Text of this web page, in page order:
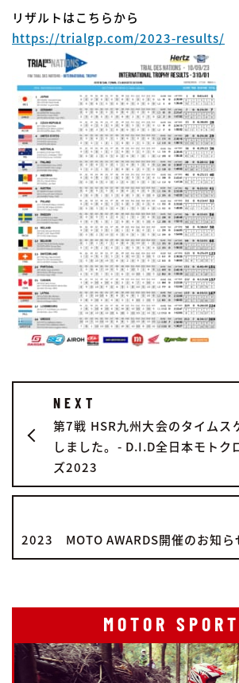
リザルトはこちらから
https://trialgp.com/2023-results/
NEXT
第7戦 HSR九州大会のタイムス
しました。- D.I.D全日本モトク
ズ2023
2023 MOTO AWARDS開催のお知ら
MOTOR